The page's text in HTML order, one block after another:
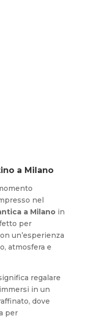
a Milano
nel
a Milanoin
per
un’esperienza
atmosfera e
regalare
in un
dove
per